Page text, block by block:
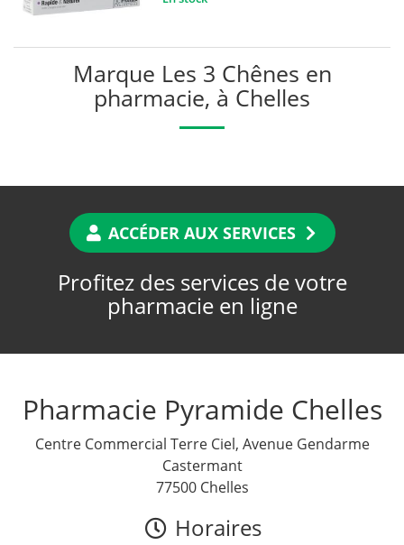
Marque Les 3 Chênes en
pharmacie, à Chelles
ACCÉDER AUX SERVICES
Profitez des services de votre
pharmacie en ligne
Pharmacie Pyramide Chelles
Centre Commercial Terre Ciel, Avenue Gendarme
Castermant
77500 Chelles
Horaires